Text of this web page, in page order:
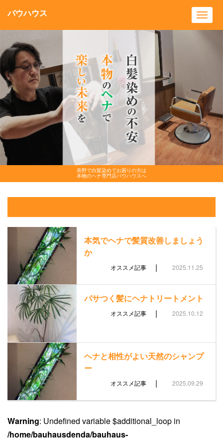
長野で白髪染めでお困りの方は
本物のヘナ専門店バウハウスへ
バウハウス
本気でヘナで髪質改善しましょう
か
オススメ記事 | 2025.11.25
パサつく髪にヘナトリートメント
オススメ記事 | 2025.10.12
ヘナと相性がよい天然のシャンプ
ー
オススメ記事 | 2025.09.29
Warning: Undefined variable $additional_loop in
/home/bauhausdenda/bauhaus-